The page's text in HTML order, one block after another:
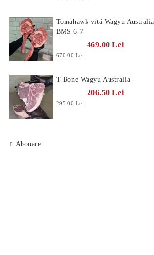
Tomahawk vită Wagyu Australia
BMS 6-7
469.00 Lei
670.00 Lei
T-Bone Wagyu Australia
206.50 Lei
295.00 Lei
Abonare